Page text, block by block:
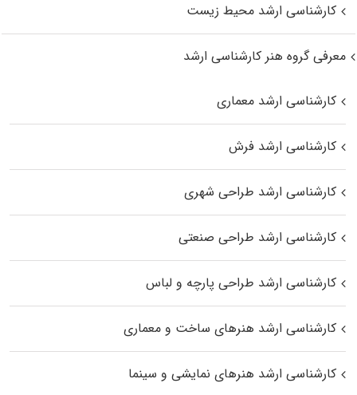
کارشناسی ارشد محیط زیست
معرفی گروه هنر کارشناسی ارشد
کارشناسی ارشد معماری
کارشناسی ارشد فرش
کارشناسی ارشد طراحی شهری
کارشناسی ارشد طراحی صنعتی
کارشناسی ارشد طراحی پارچه و لباس
کارشناسی ارشد هنرهای ساخت و معماری
کارشناسی ارشد هنرهای نمایشی و سینما